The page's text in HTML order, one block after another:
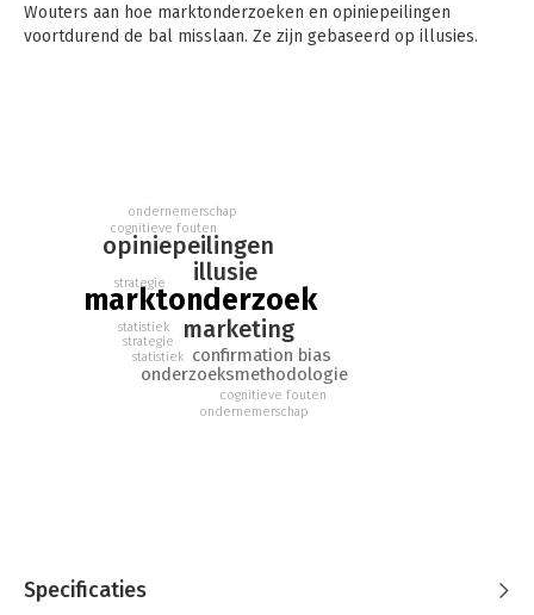
Wouters aan hoe marktonderzoeken en opiniepeilingen
voortdurend de bal misslaan. Ze zijn gebaseerd op illusies.
marktonderzoek
illusie
marketing
opiniepeilingen
confirmation bias
onderzoeksmethodologie
cognitieve fouten
statistiek
strategie
ondernemerschap
cognitieve fouten
statistiek
strategie
ondernemerschap
Specificaties